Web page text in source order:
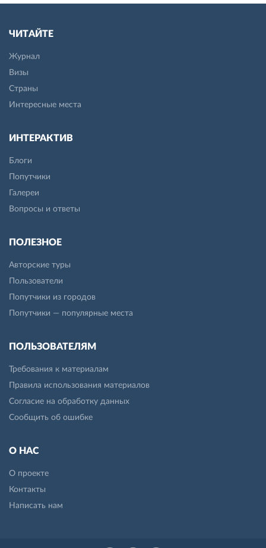
ЧИТАЙТЕ
Журнал
Визы
Страны
Интересные места
ИНТЕРАКТИВ
Блоги
Попутчики
Галереи
Вопросы и ответы
ПОЛЕЗНОЕ
Авторские туры
Пользователи
Попутчики из городов
Попутчики — популярные места
ПОЛЬЗОВАТЕЛЯМ
Требования к материалам
Правила использования материалов
Согласие на обработку данных
Сообщить об ошибке
О НАС
О проекте
Контакты
Написать нам